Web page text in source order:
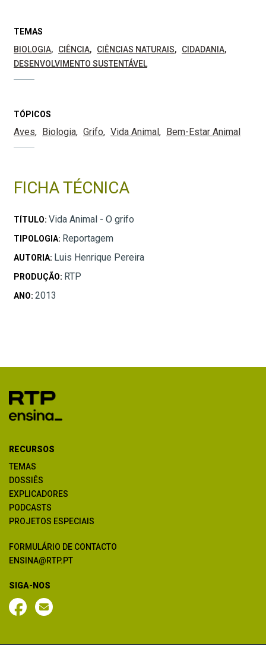
TEMAS
BIOLOGIA
CIÊNCIA CIÊNCIAS NATURAIS
CIDADANIA
DESENVOLVIMENTO SUSTENTÁVEL
TÓPICOS
Aves Biologia Grifo Vida Animal Bem-Estar Animal
FICHA TÉCNICA
TÍTULO: Vida Animal - O grifo
TIPOLOGIA: Reportagem
AUTORIA: Luis Henrique Pereira
PRODUÇÃO: RTP
ANO: 2013
RECURSOS
TEMAS
DOSSIÊS
EXPLICADORES
PODCASTS
PROJETOS ESPECIAIS
FORMULÁRIO DE CONTACTO
ENSINA@RTP.PT
SIGA-NOS